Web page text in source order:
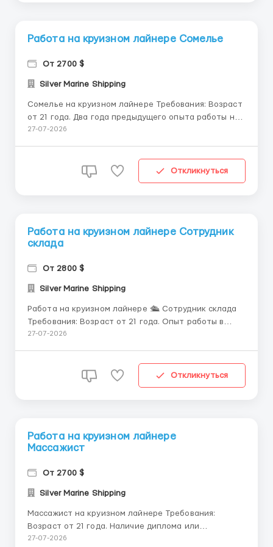
Работа на круизном лайнере Сомелье
От 2700 $
Silver Marine Shipping
Сомелье на круизном лайнере Требования: Возраст
от 21 года. Два года предыдущего опыта работы на
схожей позиции или круизном судне. Предыдущий
27-07-2026
Откликнуться
Работа на круизном лайнере Сотрудник
склада
От 2800 $
Silver Marine Shipping
Работа на круизном лайнере 🛳️ Сотрудник склада
Требования: Возраст от 21 года. Опыт работы в
качестве кладовщика в крупных отелях или
продолжительностью 6-9 месяцев. Оплачиваемый
27-07-2026
Откликнуться
Работа на круизном лайнере
Массажист
От 2700 $
Silver Marine Shipping
Массажист на круизном лайнере Требования:
Возраст от 21 года. Наличие диплома или
сертификата массажиста. Опыт работы в данной
27-07-2026